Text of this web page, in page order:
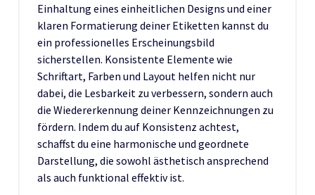
Einhaltung eines einheitlichen Designs und einer
klaren Formatierung deiner Etiketten kannst du
ein professionelles Erscheinungsbild
sicherstellen. Konsistente Elemente wie
Schriftart, Farben und Layout helfen nicht nur
dabei, die Lesbarkeit zu verbessern, sondern auch
die Wiedererkennung deiner Kennzeichnungen zu
fördern. Indem du auf Konsistenz achtest,
schaffst du eine harmonische und geordnete
Darstellung, die sowohl ästhetisch ansprechend
als auch funktional effektiv ist.